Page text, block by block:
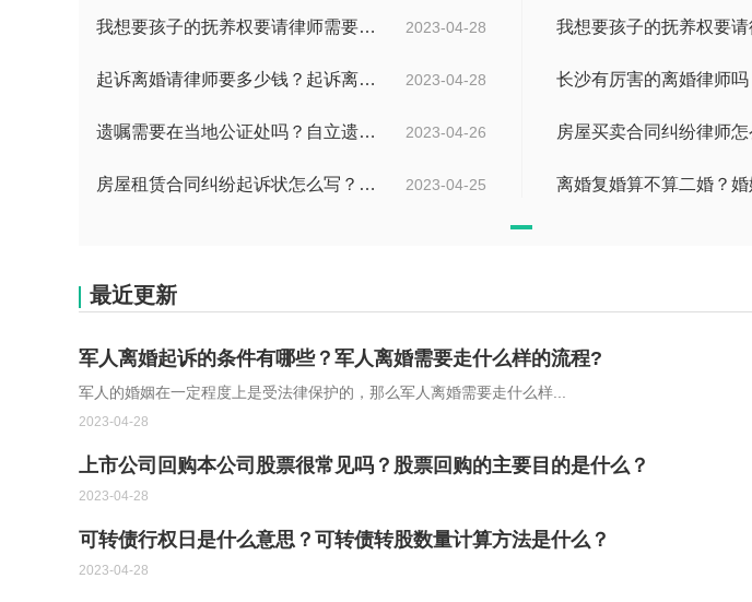
2023-04-28
我想要孩子的抚养权要请律师需要多少钱？婚姻法离婚孩子抚养权归谁？
2023-04-28
起诉离婚请律师要多少钱？起诉离婚法院要收多少费用？
2023-04-26
遗嘱需要在当地公证处吗？自立遗嘱不公证生效吗？
2023-04-25
房屋租赁合同纠纷起诉状怎么写？房屋租赁纠纷怎么处理？
最近更新
军人离婚起诉的条件有哪些？军人离婚需要走什么样的流程?
军人的婚姻在一定程度上是受法律保护的，那么军人离婚需要走什么样...
2023-04-28
上市公司回购本公司股票很常见吗？股票回购的主要目的是什么？
2023-04-28
可转债行权日是什么意思？可转债转股数量计算方法是什么？
2023-04-28